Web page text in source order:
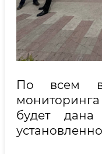
По всем
будет